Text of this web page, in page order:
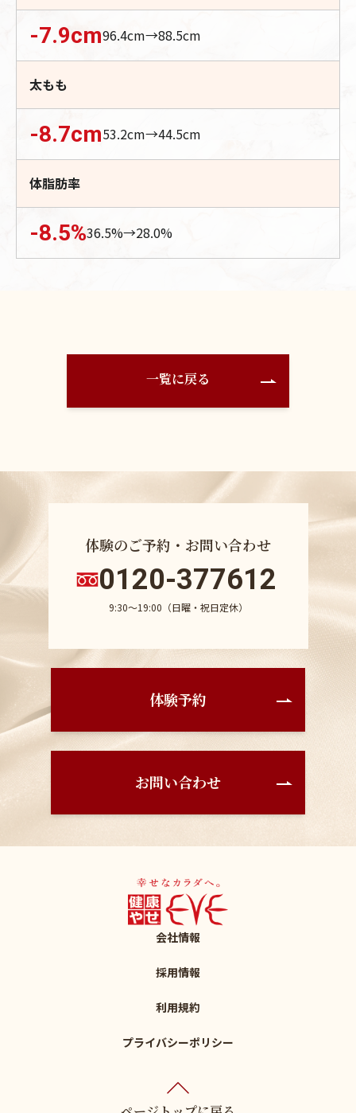
-7.9cm96.4cm→88.5cm
太もも
-8.7cm53.2cm→44.5cm
体脂肪率
-8.5%36.5%→28.0%
一覧に戻る
体験のご予約・お問い合わせ
0120-377612
9:30〜19:00（日曜・祝日定休）
体験予約
お問い合わせ
会社情報
採用情報
利用規約
プライバシーポリシー